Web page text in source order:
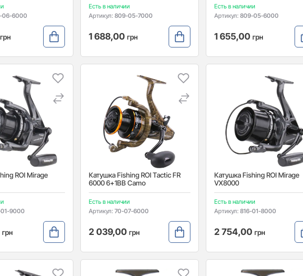
06-6000
грн
Есть в наличии
Артикул: 809-05-7000
1 688,00 грн
Есть в наличии
Артикул: 809-05-6000
1 655,00 грн
ROI Mirage
9000
грн
Катушка Fishing ROI Tactic FR
6000 6+1BB Camo
Есть в наличии
Артикул: 70-07-6000
2 039,00 грн
Катушка Fishing ROI Mirage
VX8000
Есть в наличии
Артикул: 816-01-8000
2 754,00 грн